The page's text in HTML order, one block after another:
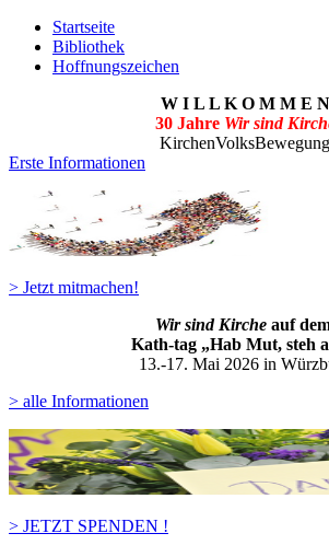
Startseite
Bibliothek
Hoffnungszeichen
W I L L K O M M E N
30 Jahre Wir sind
KirchenVolksBewegung
Erste Informationen
> Jetzt mitmachen!
Wir sind Kirche auf
Kath-tag „Hab Mut, steh
13.-17. Mai 2026 in
> alle Informationen
> JETZT SPENDEN !